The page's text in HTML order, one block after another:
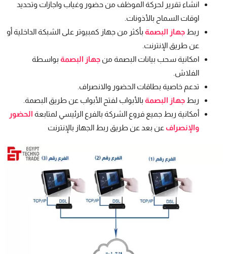
انشاء تقرير لحركة الموظف من حضور وغياب واجازات وتحديد
اوقات السماح بالأذونات.
ربط جهاز البصمة بأكثر من جهاز كمبيوتر على الشبكة الداخلية أو
عن طريق الإنترنت.
امكانية سحب بيانات البصمة من جهاز البصمة بواسطة
الفلاش.
تدعم خاصية بطاقات الحضور والانصراف.
ربط جهاز البصمة بالأبواب لفتح الأبواب عن طريق البصمة.
أمكانية ربط جميع فروع الشركة بالفرع الرئيسي لمتابعة الحضور
والإنصراف عن بعد عن طريق ربط الجهاز بالإنترنت